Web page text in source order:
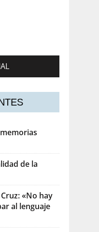
de la
«No hay
al lenguaje